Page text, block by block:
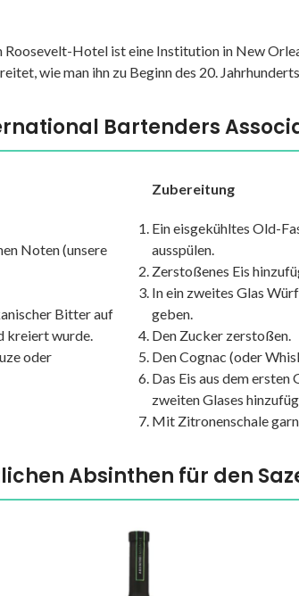
Roosevelt-Hotel ist eine Institution in New
wie man ihn zu Beginn des 20.
Bartenders
Noten (unsere
Bitter auf
kreiert wurde.
oder
Zubereitung
Ein eisgekühltes Old-
ausspülen.
Zerstoßenes Eis
In ein zweites Glas
geben.
Den Zucker zerstoßen.
Den Cognac (oder
Das Eis aus dem ersten
zweiten Glases
Mit Zitronenschale
Absinthen für den